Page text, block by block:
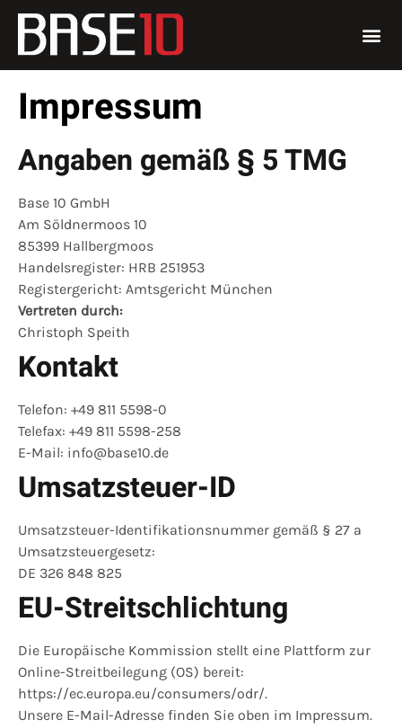
Impressum
Angaben gemäß § 5 TMG
Base 10 GmbH
Am Söldnermoos 10
85399 Hallbergmoos
Handelsregister: HRB 251953
Registergericht: Amtsgericht München
Vertreten durch:
Christoph Speith
Kontakt
Telefon: +49 811 5598-0
Telefax: +49 811 5598-258
E-Mail: info@base10.de
Umsatzsteuer-ID
Umsatzsteuer-Identifikationsnummer gemäß § 27 a
Umsatzsteuergesetz:
DE 326 848 825
EU-Streitschlichtung
Die Europäische Kommission stellt eine Plattform zur
Online-Streitbeilegung (OS) bereit:
https://ec.europa.eu/consumers/odr/.
Unsere E-Mail-Adresse finden Sie oben im Impressum.